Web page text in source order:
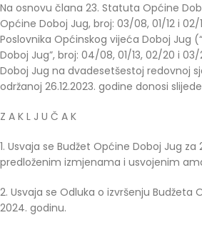
Na osnovu člana 23. Statuta Općine
Općine Doboj Jug, broj: 03/08, 01/12 i
Poslovnika Općinskog vijeća Doboj Jug
Doboj Jug”, broj: 04/08, 01/13, 02/20 i
Doboj Jug na dvadesetšestoj redovnoj
održanoj 26.12.2023. godine donosi
Z A K L J U Č A K
1. Usvaja se Budžet Općine Doboj Jug za
predloženim izmjenama i usvojenim
2. Usvaja se Odluka o izvršenju Budžeta
2024. godinu.